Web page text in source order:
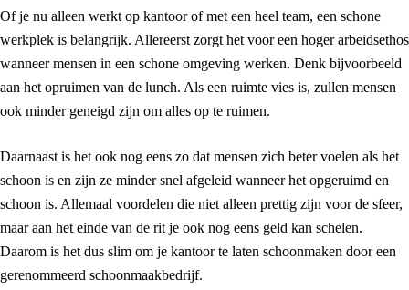
Of je nu alleen werkt op kantoor of met een heel team, een schone
werkplek is belangrijk. Allereerst zorgt het voor een hoger arbeidsethos
wanneer mensen in een schone omgeving werken. Denk bijvoorbeeld
aan het opruimen van de lunch. Als een ruimte vies is, zullen mensen
ook minder geneigd zijn om alles op te ruimen.
Daarnaast is het ook nog eens zo dat mensen zich beter voelen als het
schoon is en zijn ze minder snel afgeleid wanneer het opgeruimd en
schoon is. Allemaal voordelen die niet alleen prettig zijn voor de sfeer,
maar aan het einde van de rit je ook nog eens geld kan schelen.
Daarom is het dus slim om je kantoor te laten schoonmaken door een
gerenommeerd schoonmaakbedrijf.